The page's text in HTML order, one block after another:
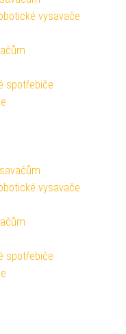
vysavače
spotřebiče
vysavače
spotřebiče